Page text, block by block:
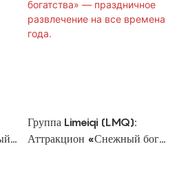
Группа Limeiqi (LMQ):
Аттракцион «Снежный бог